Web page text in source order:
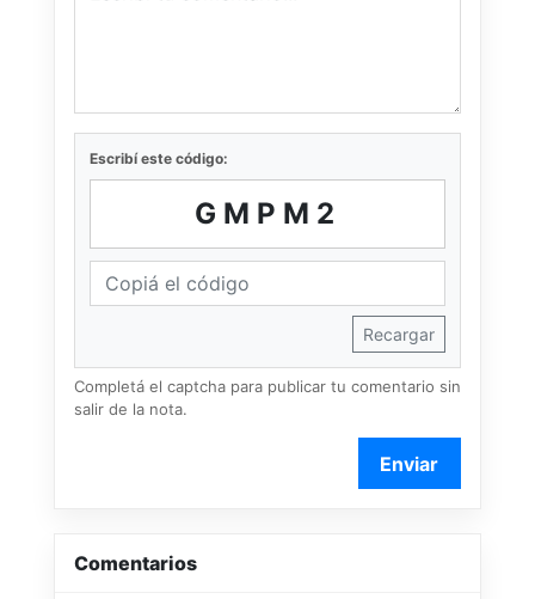
Escribí este código:
GMPM2
Recargar
Completá el captcha para publicar tu comentario sin
salir de la nota.
Enviar
Comentarios